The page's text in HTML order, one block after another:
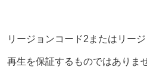
リージョンコード2またはリー
再生を保証するものではありま